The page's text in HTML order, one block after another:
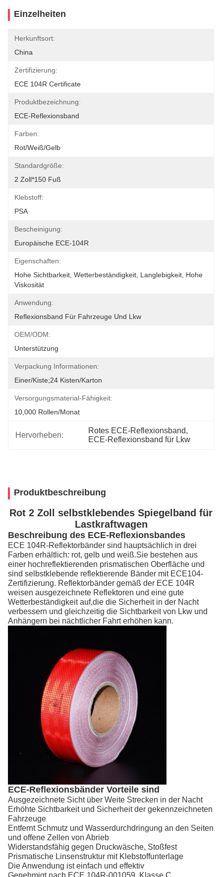
Einzelheiten
Herkunftsort:
China
Zertifizierung:
ECE 104R Certificate
Produktbezeichnung:
ECE-Reflexionsband
Farben:
Rot/Weiß/Gelb
Standardgröße:
2 Zoll*150 Fuß
Klebstoff:
PSA
Bescheinigung:
Europäische ECE-104R
Eigenschaften:
Hohe Sichtbarkeit, Wetterbeständigkeit, Langlebigkeit, Hohe
Viskosität
Anwendung:
Reflexionsband Für Fahrzeuge Und Lkw
OEM/ODM:
Unterstützung
Verpackung Informationen:
Einer/Kiste;24 Kisten/Karton
Versorgungsmaterial-Fähigkeit:
10,000 Rollen/Monat
Hervorheben:
Rotes ECE-Reflexionsband,
ECE-Reflexionsband für Lkw
Produktbeschreibung
Rot 2 Zoll selbstklebendes Spiegelband für
Lastkraftwagen
Beschreibung des ECE-Reflexionsbandes
ECE 104R-Reflektorbänder sind hauptsächlich in drei
Farben erhältlich: rot, gelb und weiß.Sie bestehen aus
einer hochreflektierenden prismatischen Oberfläche und
sind selbstklebende reflektierende Bänder mit ECE104-
Zertifizierung. Reflektorbänder gemäß der ECE 104R
weisen ausgezeichnete Reflektoren und eine gute
Wetterbeständigkeit auf,die die Sicherheit in der Nacht
verbessern und gleichzeitig die Sichtbarkeit von Lkw und
Anhängern bei nächtlicher Fahrt erhöhen kann.
ECE-Reflexionsbänder Vorteile sind
Ausgezeichnete Sicht über Weite Strecken in der Nacht
Erhöhte Sichtbarkeit und Sicherheit der gekennzeichneten
Fahrzeuge
Entfernt Schmutz und Wasserdurchdringung an den Seiten
und offene Zellen von Abrieb
Widerstandsfähig gegen Druckwäsche, Stoßfest
Prismatische Linsenstruktur mit Klebstoffunterlage
Die Anwendung ist einfach und effektiv
Genehmigt nach ECE 104R-001059, Klasse C